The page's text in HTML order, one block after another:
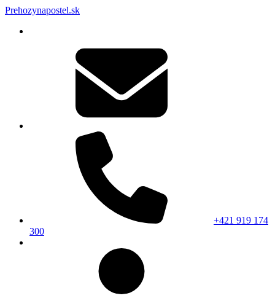
Prehozynapostel.sk
+421 919 174
300